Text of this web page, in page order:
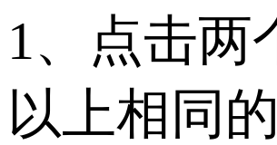
1、点击两
以上相同